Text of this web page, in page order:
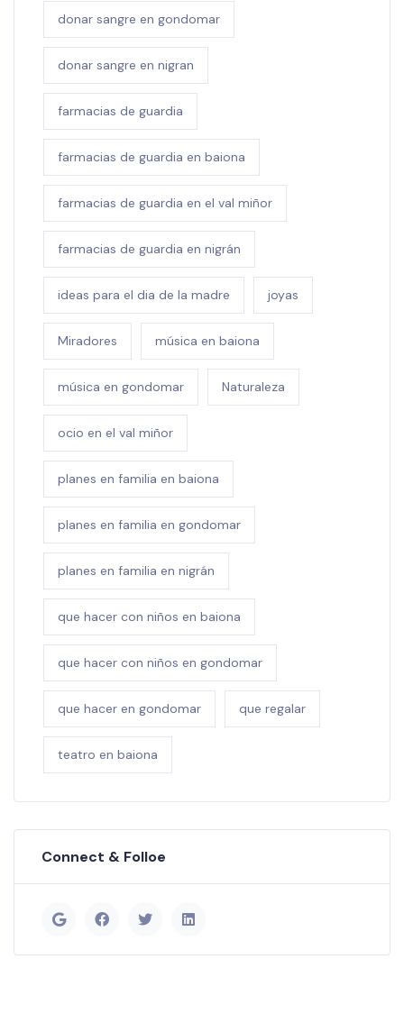
donar sangre en gondomar
donar sangre en nigran
farmacias de guardia
farmacias de guardia en baiona
farmacias de guardia en el val miñor
farmacias de guardia en nigrán
ideas para el dia de la madre joyas
Miradores música en baiona
música en gondomar Naturaleza
ocio en el val miñor
planes en familia en baiona
planes en familia en gondomar
planes en familia en nigrán
que hacer con niños en baiona
que hacer con niños en gondomar
que hacer en gondomar que regalar
teatro en baiona
Connect & Folloe